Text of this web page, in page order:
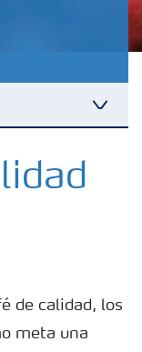
de calidad, los
meta una